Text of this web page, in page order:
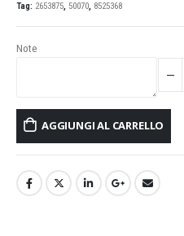
Tag: 2653875, 50070, 8525368
Note
AGGIUNGI AL CARRELLO